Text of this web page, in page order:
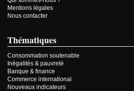
Mentions légales
Nous contacter
Thématiques
Consommation soutenable
Inégalités & pauvreté
Banque & finance
Commerce international
Nouveaux indicateurs